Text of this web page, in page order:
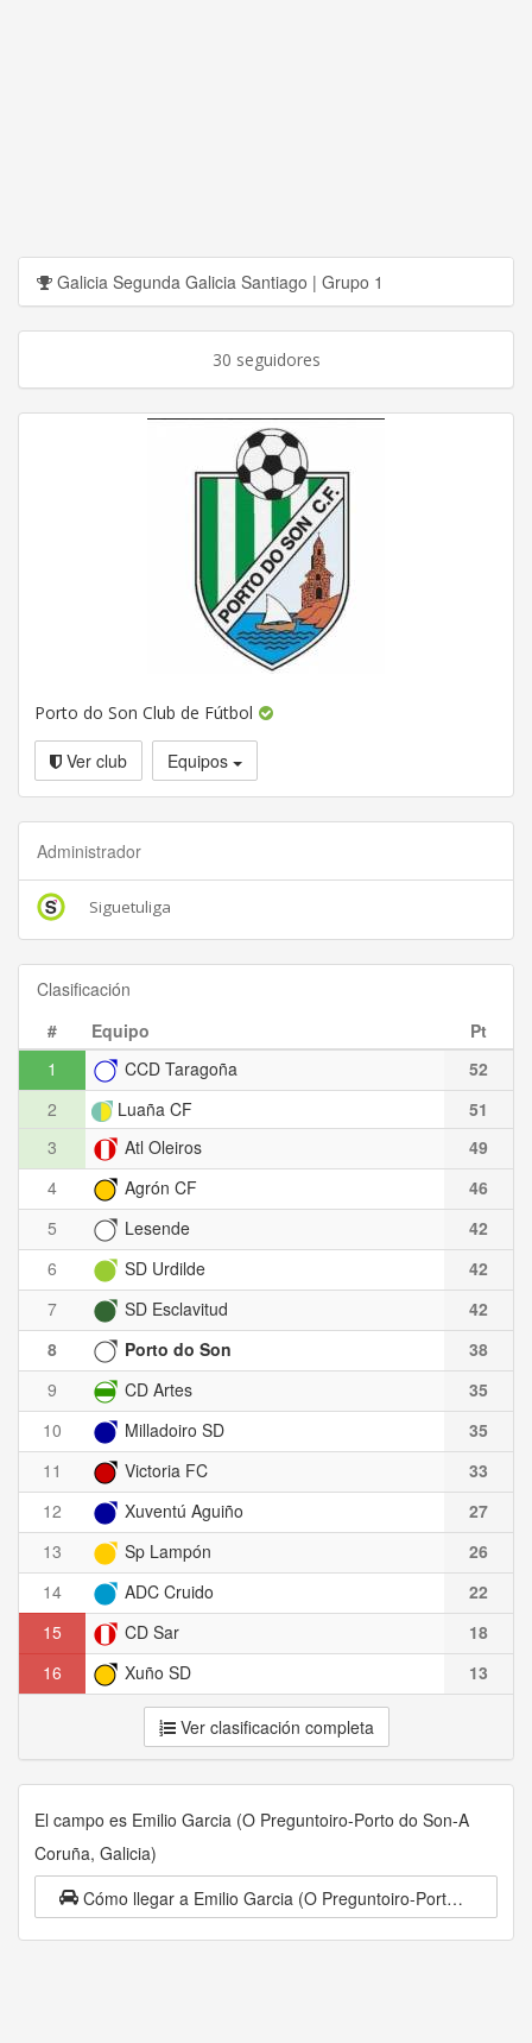
Galicia Segunda Galicia Santiago | Grupo 1
30 seguidores
Porto do Son Club de Fútbol
Ver club Equipos
Administrador
Siguetuliga
Clasificación
#
Equipo
Pt
1
CCD Taragoña
52
2
Luaña CF
51
3
Atl Oleiros
49
4
Agrón CF
46
5
Lesende
42
6
SD Urdilde
42
7
SD Esclavitud
42
8
Porto do Son
38
9
CD Artes
35
10
Milladoiro SD
35
11
Victoria FC
33
12
Xuventú Aguiño
27
13
Sp Lampón
26
14
ADC Cruido
22
15
CD Sar
18
16
Xuño SD 13
Ver clasificación completa
El campo es Emilio Garcia (O Preguntoiro-Porto do Son-A
Coruña, Galicia)
Cómo llegar a Emilio Garcia (O Preguntoiro-Porto do Son-A Coruña, Galicia)